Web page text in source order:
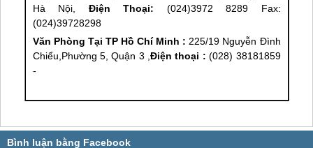
Hà Nội, Điện Thoại: (024)3972 8289 Fax:
(024)39728298
Văn Phòng Tại TP Hồ Chí Minh : 225/19 Nguyễn Đình
Chiểu,Phường 5, Quận 3 , Điện thoại :(028) 38181859
-